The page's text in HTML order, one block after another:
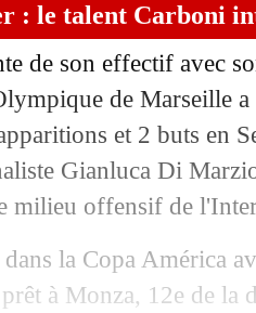
: le talent Carboni
de son effectif avec
de Marseille
et 2 buts en
Gianluca Di
milieu offensif de
la Copa América
à Monza, 12e de la
de Sanchez
arrive à Marseille ce
cédé à Charleroi
acheté par
signé pour Gray